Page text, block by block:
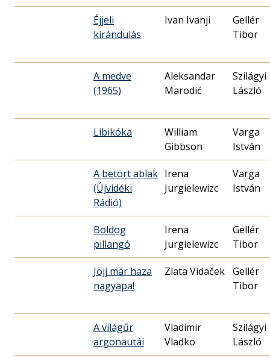
Éjjeli
kirándulás
Ivan Ivanji
Gellér
Tibor
A medve
(1965)
Aleksandar
Marodić
Szilágyi
László
Libikóka
William
Gibbson
Varga
István
A betört ablak
(Újvidéki
Rádió)
Irena
Jurgielewizc
Varga
István
Boldog
pillangó
Irena
Jurgielewizc
Gellér
Tibor
Jöjj már haza
nagyapa!
Zlata Vidaček Gellér
Tibor
A világűr
argonautái
Vladimir
Vladko
Szilágyi
László